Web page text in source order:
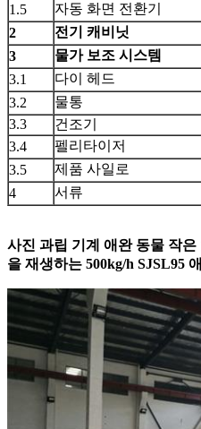
1.5
자동 화면 전환기
2
전기 캐비닛
3
물가 보조 시스템
3.1
다이 헤드
3.2
물통
3.3
건조기
3.4
펠리타이저
3.5
제품 사일로
4
서류
사진 과립 기계 애완 동물 작
을 재생하는 500kg/h SJSL95